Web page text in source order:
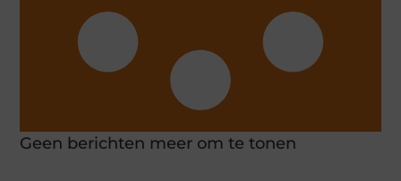
Geen berichten meer om te tonen